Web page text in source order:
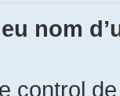
nom
control